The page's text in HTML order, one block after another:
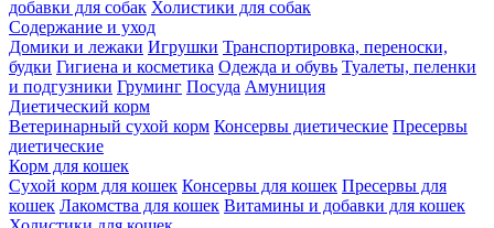
добавки для собак Холистики для собак
Содержание и уход
Домики и лежаки Игрушки Транспортировка, переноски,
будки Гигиена и косметика Одежда и обувь Туалеты, пеленки
и подгузники Груминг Посуда Амуниция
Диетический корм
Ветеринарный сухой корм Консервы диетические Пресервы
диетические
Корм для кошек
Сухой корм для кошек Консервы для кошек Пресервы для
кошек Лакомства для кошек Витамины и добавки для кошек